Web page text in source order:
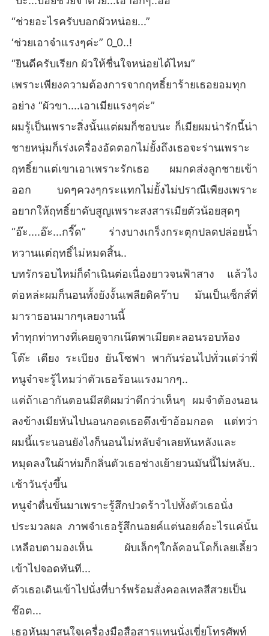
“ช่วยอะไรครับบอกผัวหน่อย...”
‘ช่วยเอาจ๋าแรงๆค่ะ” 0_0..!
“ยินดีครับเรียก ผัวให้ชื่นใจหน่อยได้ไหม”
เพราะเพียงความต้องการจากฤทธิ์ยาร้ายเธอยอมทุก
อย่าง “ผัวขา....เอาเมียแรงๆค่ะ”
ผมรู้เป็นเพราะสิ่งนั้นแต่ผมก็ชอบนะ ก็เมียผมน่ารักนี้น่า
ชายหนุ่มก็เร่งเครื่องอัดตอกไม่ยั้งถึงเธอจะร่านเพราะ
ฤทธิ์ยาแต่เขาเอาเพราะรักเธอ ผมกดส่งลูกชายเข้า
ออก บดๆควงๆกระแทกไม่ยั้งไม่ปราณีเพียงเพราะ
อยากให้ฤทธิ์ยาดับสูญเพราะสงสารเมียตัวน้อยสุดๆ
“อ๊ะ....อ๊ะ...กรี๊ด” ร่างบางเกร็งกระตุกปลดปล่อยน้ำ
หวานแต่ฤทธิ์ไม่หมดสิ้น..
บทรักรอบไหม่ก็ดำเนินต่อเนื่องยาวจนฟ้าสาง แล้วไง
ต่อหล่ะผมก็นอนทั้งยังงั้นเพลียดิคร๊าบ มันเป็นเซ็กส์ที่
มาราธอนมากๆเลยงานนี้
ทำทุกท่าทางที่เคยดูจากเน๊ตพาเมียตะลอนรอบห้อง
โต๊ะ เตียง ระเบียง ยันโซฟา พากันร่อนไปทั่วแต่ว่าพี่
หนูจ๋าจะรู้ไหมว่าตัวเธอร้อนแรงมากๆ..
แต่ถ้าเอากันตอนมีสติผมว่าดีกว่าเห็นๆ ผมจำต้องนอน
ลงข้างเมียหันไปนอนกอดเธอดึงเข้าอ้อมกอด แต่ทว่า
ผมนี้แระนอนยังไงก็นอนไม่หลับจำเลยหันหลังและ
หมุดลงในผ้าห่มก็กลิ่นตัวเธอช่างเย้ายวนมันนี้ไม่หลับ..
เช้าวันรุ่งขึ้น
หนูจ๋าตื่นขั้นมาเพราะรู้สึกปวดร้าวไปทั้งตัวเธอนั่ง
ประมวลผล ภาพจำเธอรู้สึกนอยค์แต่นอยค์อะไรแค่นั้น
เหลือบตามองเห็น ผับเล็กๆใกล้คอนโดก็เลยเลี้ยว
เข้าไปจอดทันที...
ตัวเธอเดินเข้าไปนั่งที่บาร์พร้อมสั่งคอลเทลสีสวยเป็น
ช๊อต...
เธอหันมาสนใจเครื่องมือสือสารแทนนั่งเขี่ยโทรศัพท์